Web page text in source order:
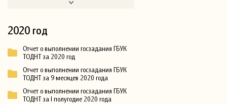
2020 год
Отчет о выполнении госзадания ГБУК
ТОДНТ за 2020 год
Отчет о выполнении госзадания ГБУК
ТОДНТ за 9 месяцев 2020 года
Отчет о выполнении госзадания ГБУК
ТОДНТ за I полугодие 2020 года